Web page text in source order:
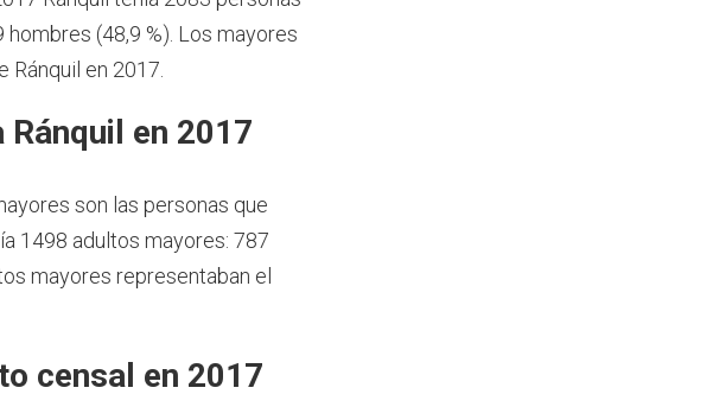
(48,9 %). Los mayores
Ránquil en 2017.
en 2017
son las personas que
1498 adultos mayores: 787
mayores representaban el
censal en 2017